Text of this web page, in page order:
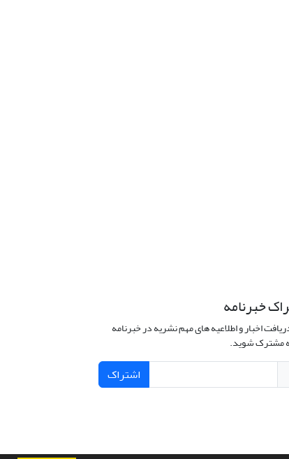
خبرنامه
اخبار و اطلاعیه های مهم نشریه در خبرنامه
مشترک شوید.
اشتراک